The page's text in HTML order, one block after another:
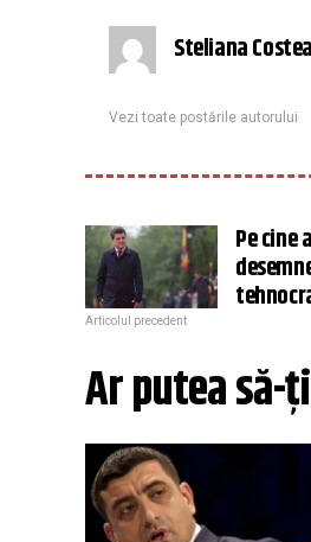
Steliana Costea
Vezi toate postările autorului
Pe cine
Articolul precedent
Ar putea să-